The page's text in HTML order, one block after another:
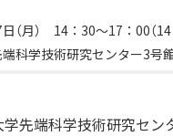
（月） 14：30〜17：00（14
科学技術研究センター3号
先端科学技術研究セン